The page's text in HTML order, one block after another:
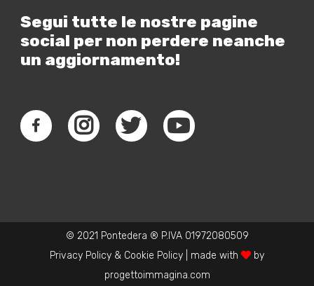
Segui tutte le nostre pagine
social per non perdere neanche
un aggiornamento!
© 2021 Pontedera ® P.IVA 01972080509
Privacy Policy & Cookie Policy | made with
by
progettoimmagina.com